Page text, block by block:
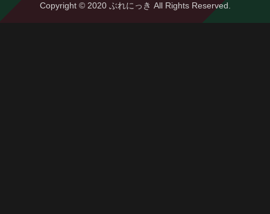
Copyright © 2020 ぶれにっき All Rights Reserved.